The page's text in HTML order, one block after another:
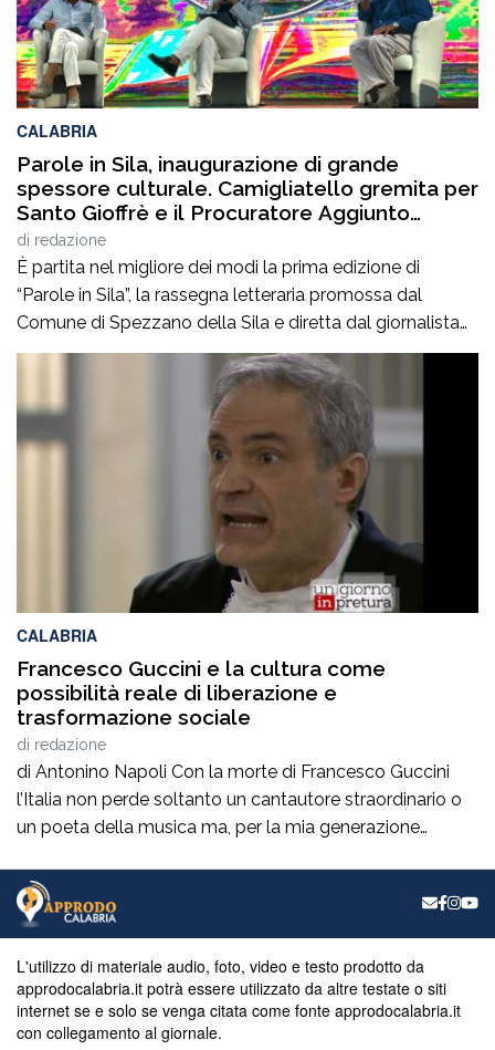
CALABRIA
Parole in Sila, inaugurazione di grande
spessore culturale. Camigliatello gremita per
Santo Gioffrè e il Procuratore Aggiunto
Stefano Musolino
di redazione
È partita nel migliore dei modi la prima edizione di
“Parole in Sila”, la rassegna letteraria promossa dal
Comune di Spezzano della Sila e diretta dal giornalista
Pasquale Motta, che fino al 19 agosto porterà a
Camigliatello Silano alcuni tra i più autorevoli
protagonisti del panorama culturale e istituzionale
italiano. Nella splendida cornice di Piazza […]
CALABRIA
Francesco Guccini e la cultura come
possibilità reale di liberazione e
trasformazione sociale
di redazione
di Antonino Napoli Con la morte di Francesco Guccini
l’Italia non perde soltanto un cantautore straordinario o
un poeta della musica ma, per la mia generazione
ne va un autentico riferimento culturale, uno di quei
maestri che hanno insegnato a pensare prima ancora
che a cantare. […]
L'utilizzo di materiale audio, foto, video e testo prodotto da
approdocalabria.it potrà essere utilizzato da altre testate o siti
internet se e solo se venga citata come fonte approdocalabria.it
con collegamento al giornale.